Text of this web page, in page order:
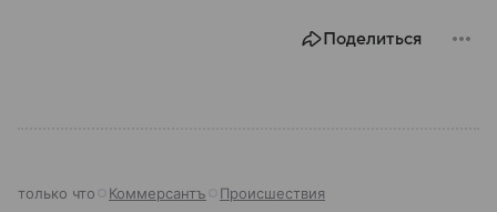
Поделиться
только что Коммерсантъ Происшествия